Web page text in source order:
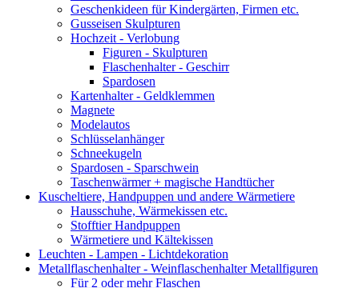
Geschenkideen für Kindergärten, Firmen etc.
Gusseisen Skulpturen
Hochzeit - Verlobung
Figuren - Skulpturen
Flaschenhalter - Geschirr
Spardosen
Kartenhalter - Geldklemmen
Magnete
Modelautos
Schlüsselanhänger
Schneekugeln
Spardosen - Sparschwein
Taschenwärmer + magische Handtücher
Kuscheltiere, Handpuppen und andere Wärmetiere
Hausschuhe, Wärmekissen etc.
Stofftier Handpuppen
Wärmetiere und Kältekissen
Leuchten - Lampen - Lichtdekoration
Metallflaschenhalter - Weinflaschenhalter Metallfiguren
Für 2 oder mehr Flaschen